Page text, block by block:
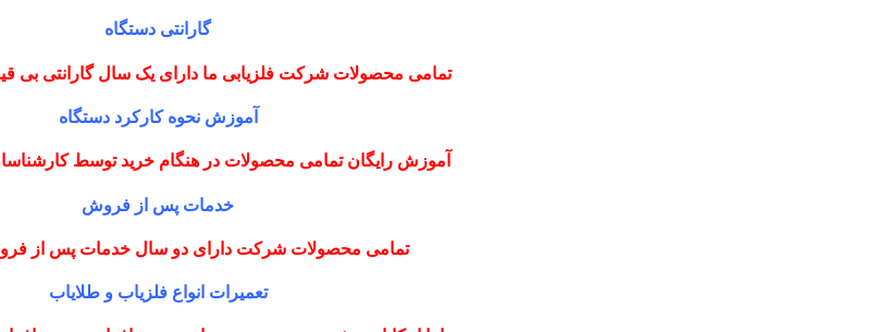
گارانتی دستگاه
تمامی محصولات شرکت فلزیابی ما دارای یک سال گارانتی بی
آموزش نحوه کارکرد دستگاه
آموزش رایگان تمامی محصولات در هنگام خرید توسط
خدمات پس از فروش
تمامی محصولات شرکت دارای دو سال خدمات پس از
تعمیرات انواع فلزیاب و طلایاب